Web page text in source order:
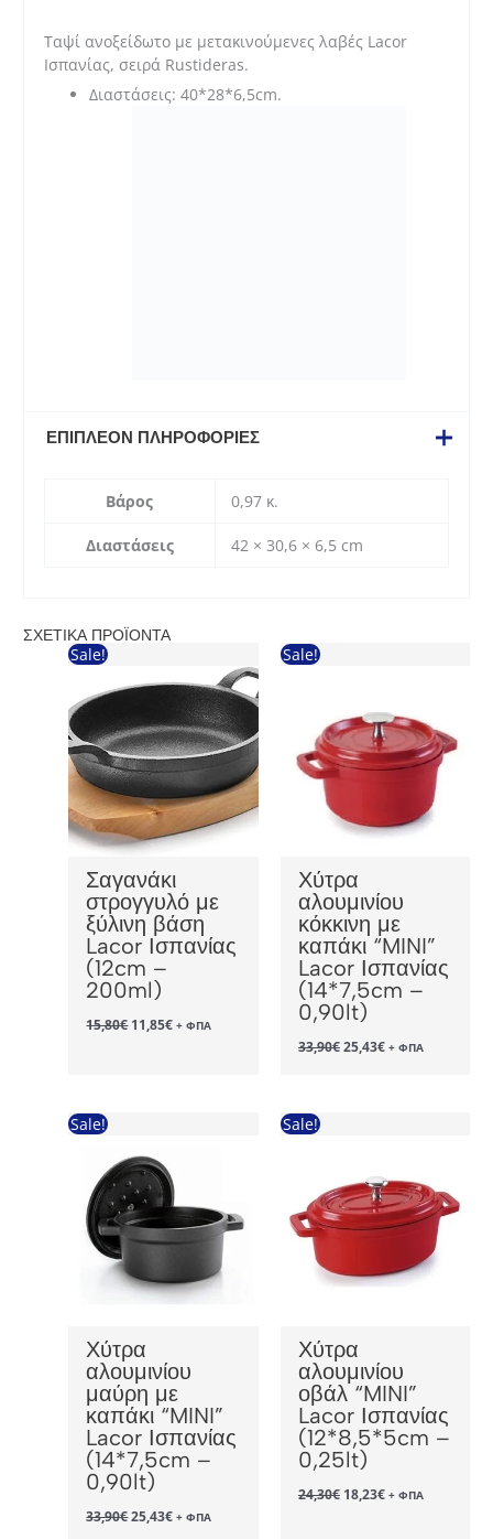
(40*28*6,5cm)
ποσότητα
Ταψί ανοξείδωτο με μετακινούμενες λαβές Lacor
Ισπανίας, σειρά Rustideras.
Διαστάσεις: 40*28*6,5cm.
ΕΠΙΠΛΈΟΝ ΠΛΗΡΟΦΟΡΊΕΣ
Βάρος 0,97 κ.
Διαστάσεις 42 × 30,6 × 6,5 cm
ΣΧΕΤΙΚΆ ΠΡΟΪΌΝΤΑ
Sale!
Σαγανάκι
στρογγυλό με
ξύλινη βάση
Lacor Ισπανίας
(12cm –
200ml)
15,80€ Original
price
11,85€Η+ ΦΠΑ
Sale!
Χύτρα
αλουμινίου
κόκκινη με
καπάκι “MINI”
Lacor Ισπανίας
(14*7,5cm –
0,90lt)
33,90€Original
price
25,43€Η+ ΦΠΑ
Sale!
Χύτρα
αλουμινίου
μαύρη με
καπάκι “MINI”
Lacor Ισπανίας
(14*7,5cm –
0,90lt)
33,90€Original
price
25,43€Η+ ΦΠΑ
Sale!
Χύτρα
αλουμινίου
οβάλ “MINI”
Lacor Ισπανίας
(12*8,5*5cm –
0,25lt)
24,30€ Original
price
18,23€Η+ ΦΠΑ